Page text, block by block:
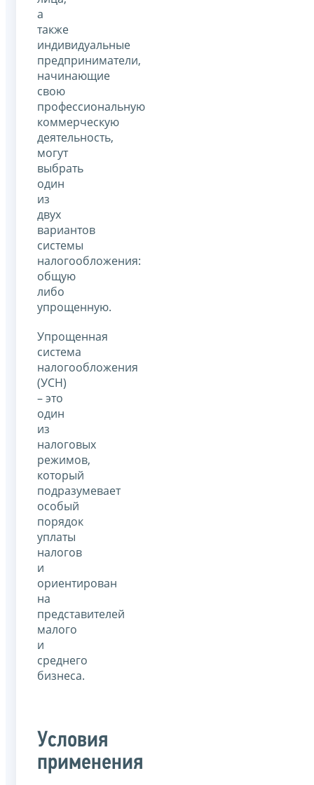
а
также
индивидуальные
предприниматели,
начинающие
свою
профессиональную
коммерческую
деятельность,
могут
выбрать
один
из
двух
вариантов
системы
налогообложения:
общую
либо
упрощенную.
Упрощенная
система
налогообложения
(УСН)
– это
один
из
налоговых
режимов,
который
подразумевает
особый
порядок
уплаты
налогов
и
ориентирован
на
представителей
малого
и
среднего
бизнеса.
Условия
применения